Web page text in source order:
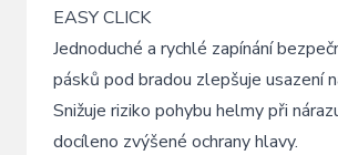
EASY CLICK
Jednoduché a rychlé zapínání
pásků pod bradou zlepšuje usazení
Snižuje riziko pohybu helmy při
docíleno zvýšené ochrany hlavy.